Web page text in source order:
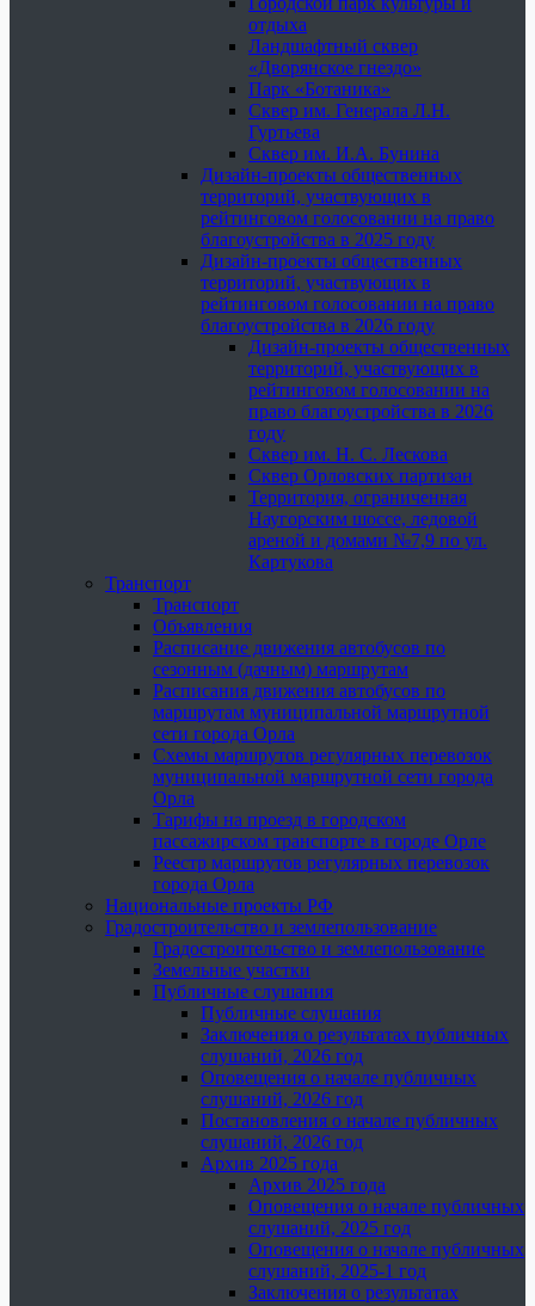
отдыха
Ландшафтный сквер
«Дворянское гнездо»
Парк «Ботаника»
Сквер им. Генерала Л.Н.
Гуртьева
Сквер им. И.А. Бунина
Дизайн-проекты общественных
территорий, участвующих в
рейтинговом голосовании на право
благоустройства в 2025 году
Дизайн-проекты общественных
территорий, участвующих в
рейтинговом голосовании на право
благоустройства в 2026 году
Дизайн-проекты общественных
территорий, участвующих в
рейтинговом голосовании на
право благоустройства в 2026
году
Сквер им. Н. С. Лескова
Сквер Орловских партизан
Территория, ограниченная
Наугорским шоссе, ледовой
ареной и домами №7,9 по ул.
Картукова
Транспорт
Транспорт
Объявления
Расписание движения автобусов по
сезонным (дачным) маршрутам
Расписания движения автобусов по
маршрутам муниципальной маршрутной
сети города Орла
Схемы маршрутов регулярных перевозок
муниципальной маршрутной сети города
Орла
Тарифы на проезд в городском
пассажирском транспорте в городе Орле
Реестр маршрутов регулярных перевозок
города Орла
Национальные проекты РФ
Градостроительство и землепользование
Градостроительство и землепользование
Земельные участки
Публичные слушания
Публичные слушания
Заключения о результатах публичных
слушаний, 2026 год
Оповещения о начале публичных
слушаний, 2026 год
Постановления о начале публичных
слушаний, 2026 год
Архив 2025 года
Архив 2025 года
Оповещения о начале публичных
слушаний, 2025 год
Оповещения о начале публичных
слушаний, 2025-1 год
Заключения о результатах